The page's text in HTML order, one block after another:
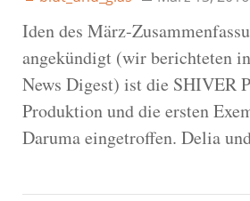
Iden des März-
angekündigt (wir berichteten
News Digest) ist die SHIVER
Produktion und die ersten
Daruma eingetroffen. Delia